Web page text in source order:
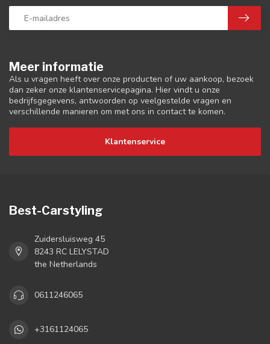
Meer informatie
Als u vragen heeft over onze producten of uw aankoop, bezoek
dan zeker onze klantenservicepagina. Hier vindt u onze
bedrijfsgegevens, antwoorden op veelgestelde vragen en
verschillende manieren om met ons in contact te komen.
Klantenservice
Best-Carstyling
Zuidersluisweg 45
8243 RC LELYSTAD
the Netherlands
0611246065
+3161124065